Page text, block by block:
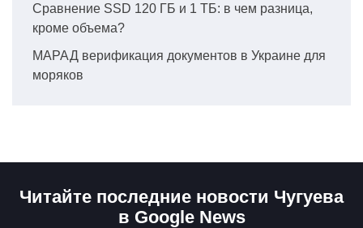
Сравнение SSD 120 ГБ и 1 ТБ: в чем разница,
кроме объема?
МАРАД верификация документов в Украине для
моряков
Читайте последние новости Чугуева
в Google News